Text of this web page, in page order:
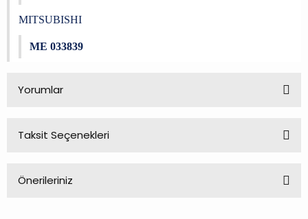
MITSUBISHI
ME 033839
Yorumlar
Taksit Seçenekleri
Önerileriniz